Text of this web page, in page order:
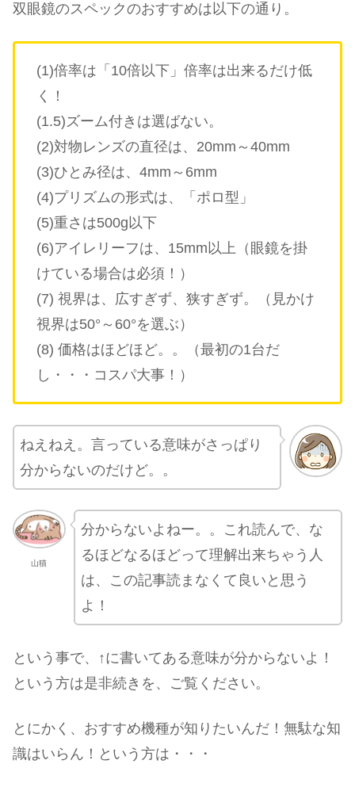
双眼鏡のスペックのおすすめは以下の通り。
(1)倍率は「10倍以下」倍率は出来るだけ低
く！
(1.5)ズーム付きは選ばない。
(2)対物レンズの直径は、20mm～40mm
(3)ひとみ径は、4mm～6mm
(4)プリズムの形式は、「ポロ型」
(5)重さは500g以下
(6)アイレリーフは、15mm以上（眼鏡を掛
けている場合は必須！）
(7) 視界は、広すぎず、狭すぎず。（見かけ
視界は50°～60°を選ぶ）
(8) 価格はほどほど。。（最初の1台だ
し・・・コスパ大事！）
ねえねえ。言っている意味がさっぱり
分からないのだけど。。
山猫
分からないよねー。。これ読んで、な
るほどなるほどって理解出来ちゃう人
は、この記事読まなくて良いと思う
よ！
という事で、↑に書いてある意味が分からないよ！
という方は是非続きを、ご覧ください。
とにかく、おすすめ機種が知りたいんだ！無駄な知
識はいらん！という方は・・・